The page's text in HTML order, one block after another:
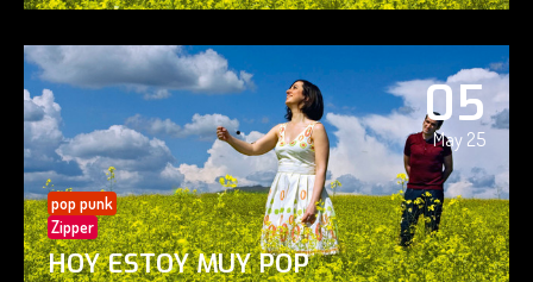
05
May 25
pop punk
Zipper
HOY ESTOY MUY POP